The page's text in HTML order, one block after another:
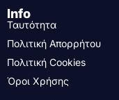
Info
Ταυτότητα
Πολιτική Απορρήτου
Πολιτική Cookies
Όροι Χρήσης